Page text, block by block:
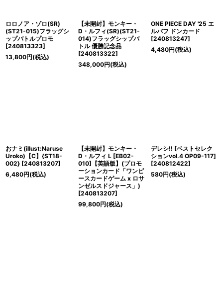
ロロノア・ゾロ(SR)
(ST21-015)フラッグシ
ップバトルプロモ
[240813323]
13,800円(税込)
【未開封】モンキー・
D・ルフィ(SR)(ST21-
014)フラッグシップバ
トル 優勝記念品
[240813322]
348,000円(税込)
ONE PIECE DAY '25 エ
ルバフ ドンカード
[240813247]
4,480円(税込)
おナミ(illust:Naruse
Uroko)【C】{ST18-
002} [240813207]
6,480円(税込)
【未開封】モンキー・
D・ルフィ L [EB02-
010]【英語版】(プロモ
ーションカード「ワンピ
ースカードゲーム x ロサ
ンゼルスドジャース」)
[240813207]
99,800円(税込)
デレシ!! [ベストセレク
ションvol.4 OP09-117]
[240812422]
580円(税込)